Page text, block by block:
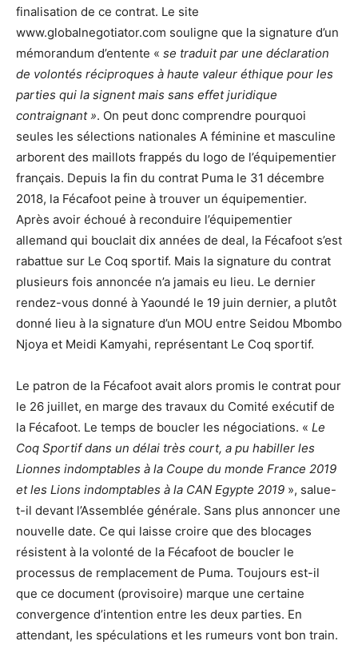
finalisation de ce contrat. Le site
www.globalnegotiator.com souligne que la signature d’un
mémorandum d’entente « se traduit par une déclaration
de volontés réciproques à haute valeur éthique pour les
parties qui la signent mais sans effet juridique
contraignant ». On peut donc comprendre pourquoi
seules les sélections nationales A féminine et masculine
arborent des maillots frappés du logo de l’équipementier
français. Depuis la fin du contrat Puma le 31 décembre
2018, la Fécafoot peine à trouver un équipementier.
Après avoir échoué à reconduire l’équipementier
allemand qui bouclait dix années de deal, la Fécafoot s’est
rabattue sur Le Coq sportif. Mais la signature du contrat
plusieurs fois annoncée n’a jamais eu lieu. Le dernier
rendez-vous donné à Yaoundé le 19 juin dernier, a plutôt
donné lieu à la signature d’un MOU entre Seidou Mbombo
Njoya et Meidi Kamyahi, représentant Le Coq sportif.
Le patron de la Fécafoot avait alors promis le contrat pour
le 26 juillet, en marge des travaux du Comité exécutif de
la Fécafoot. Le temps de boucler les négociations. « Le
Coq Sportif dans un délai très court, a pu habiller les
Lionnes indomptables à la Coupe du monde France 2019
et les Lions indomptables à la CAN Egypte 2019 », salue-
t-il devant l’Assemblée générale. Sans plus annoncer une
nouvelle date. Ce qui laisse croire que des blocages
résistent à la volonté de la Fécafoot de boucler le
processus de remplacement de Puma. Toujours est-il
que ce document (provisoire) marque une certaine
convergence d’intention entre les deux parties. En
attendant, les spéculations et les rumeurs vont bon train.